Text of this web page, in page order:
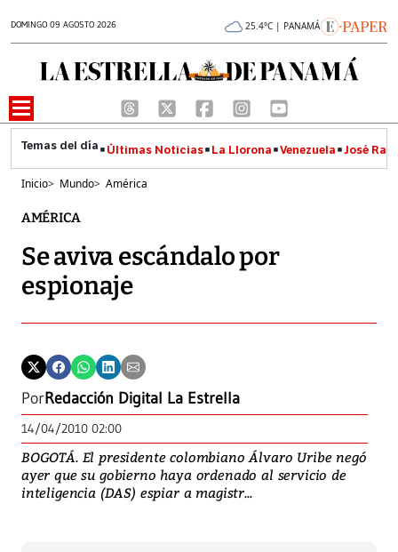
DOMINGO 09 AGOSTO 2026 25.4°C | PANAMÁ
Últimas Noticias La Llorona Venezuela José
Inicio> Mundo> América
AMÉRICA
Se aviva escándalo por
espionaje
PorRedacción Digital La Estrella
14/04/2010 02:00
BOGOTÁ. El presidente colombiano Álvaro Uribe negó
ayer que su gobierno haya ordenado al servicio de
inteligencia (DAS) espiar a magistr...